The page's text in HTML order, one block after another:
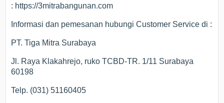
: https://3mitrabangunan.com
Informasi dan pemesanan hubungi Customer Service di :
PT. Tiga Mitra Surabaya
Jl. Raya Klakahrejo, ruko TCBD-TR. 1/11 Surabaya
60198
Telp. (031) 51160405